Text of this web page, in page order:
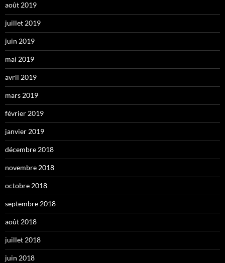
août 2019
juillet 2019
juin 2019
mai 2019
avril 2019
mars 2019
février 2019
janvier 2019
décembre 2018
novembre 2018
octobre 2018
septembre 2018
août 2018
juillet 2018
juin 2018